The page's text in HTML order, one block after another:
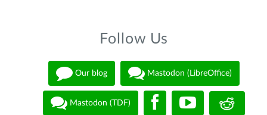
Follow Us
Our blog Mastodon (LibreOffice)
Mastodon (TDF)